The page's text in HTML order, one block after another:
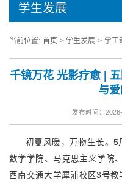
学生发展
当前位置: 首页 > 学生发展 > 学工
千镜万花 光影疗愈 |
与
发布时间：
初夏风暖，万物生长。5
数学学院、马克思主义学院
西南交通大学犀浦校区3号